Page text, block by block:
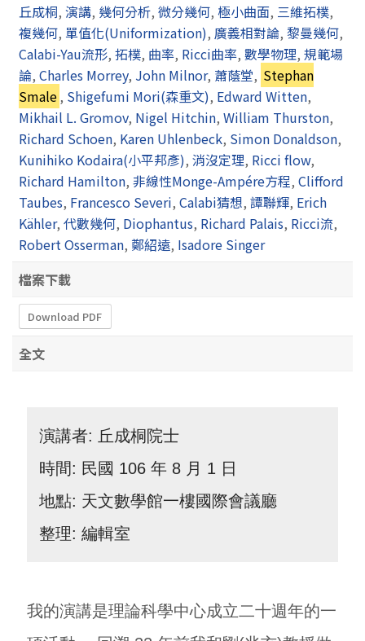
丘成桐, 演講, 幾何分析, 微分幾何, 極小曲面, 三維拓樸,
複幾何, 單值化(Uniformization), 廣義相對論, 黎曼幾何,
Calabi-Yau流形, 拓樸, 曲率, Ricci曲率, 數學物理, 規範場
論, Charles Morrey, John Milnor, 蕭蔭堂, Stephan
Smale, Shigefumi Mori(森重文), Edward Witten,
Mikhail L. Gromov, Nigel Hitchin, William Thurston,
Richard Schoen, Karen Uhlenbeck, Simon Donaldson,
Kunihiko Kodaira(小平邦彥), 消沒定理, Ricci flow,
Richard Hamilton, 非線性Monge-Ampére方程, Clifford
Taubes, Francesco Severi, Calabi猜想, 譚聯輝, Erich
Kähler, 代數幾何, Diophantus, Richard Palais, Ricci流,
Robert Osserman, 鄭紹遠, Isadore Singer
檔案下載
Download PDF
全文
演講者: 丘成桐院士
時間: 民國 106 年 8 月 1 日
地點: 天文數學館一樓國際會議廳
整理: 編輯室
我的演講是理論科學中心成立二十週年的一